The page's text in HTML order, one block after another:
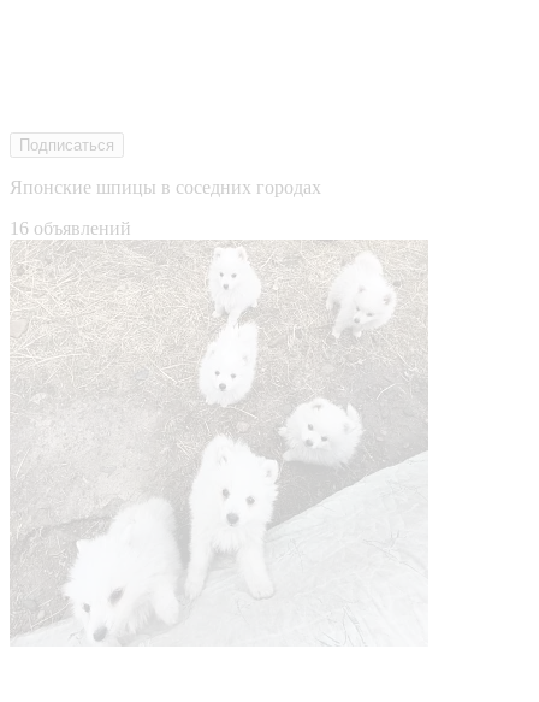
Подписаться
Японские шпицы в соседних городах
16 объявлений